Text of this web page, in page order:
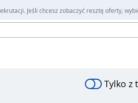
Jeśli chcesz zobaczyć resztę oferty,
Tylko z